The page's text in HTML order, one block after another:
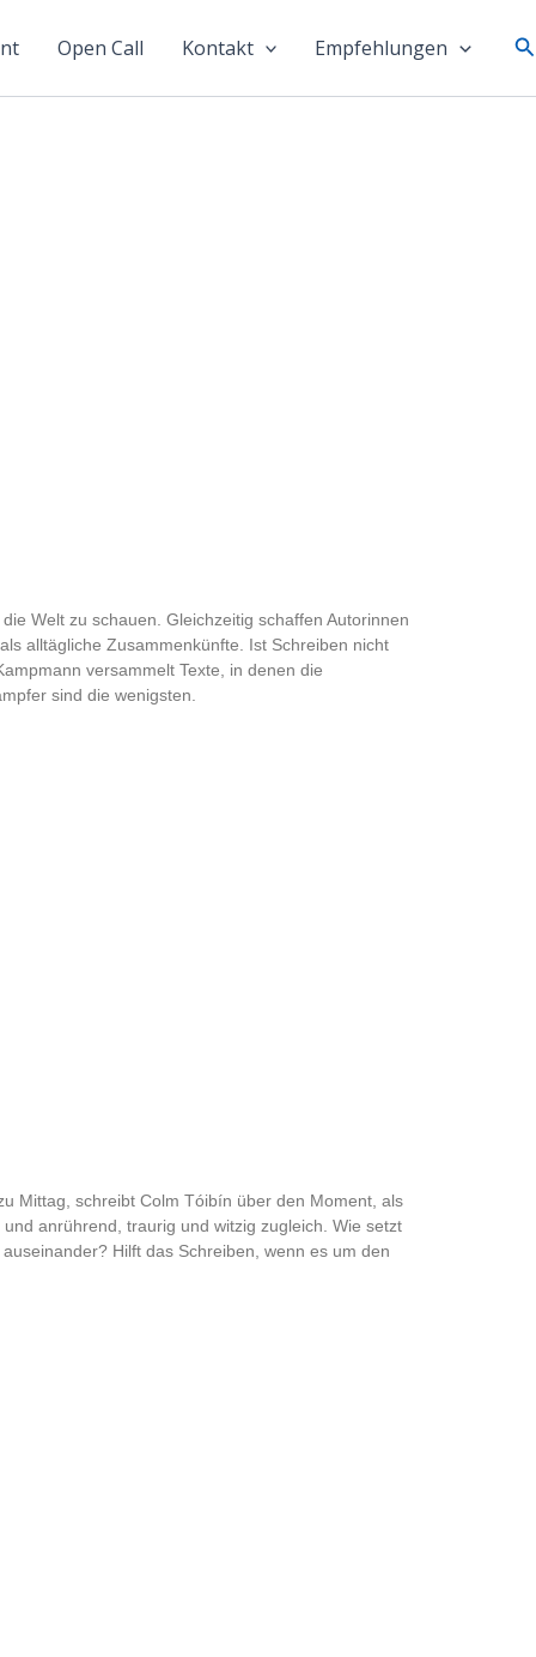
Open Call Kontakt Empfehlungen
Welt zu schauen. Gleichzeitig schaffen Autorinnen
alltägliche Zusammenkünfte. Ist Schreiben nicht
versammelt Texte, in denen die
sind die wenigsten.
Mittag, schreibt Colm Tóibín über den Moment, als
anrührend, traurig und witzig zugleich. Wie setzt
Hilft das Schreiben, wenn es um den